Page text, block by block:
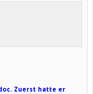
Zuerst hatte er